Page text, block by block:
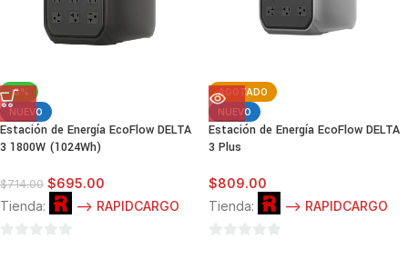
-3%
NUEVO
Estación de Energía EcoFlow DELTA
3 1800W (1024Wh)
$714.00 $695.00
Tienda:
--> RAPIDCARGO
AGOTADO
NUEVO
Estación de Energía EcoFlow DELTA
3 Plus
$809.00
Tienda:
--> RAPIDCARGO